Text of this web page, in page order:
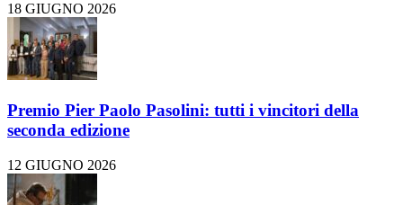
18 GIUGNO 2026
Premio Pier Paolo Pasolini: tutti i vincitori della
seconda edizione
12 GIUGNO 2026